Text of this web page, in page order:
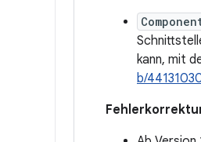
kann, mit
b/